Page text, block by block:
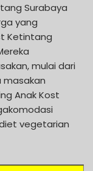
Surabaya
yang
Ketintang
mulai dari
masakan
Anak Kost
vegetarian